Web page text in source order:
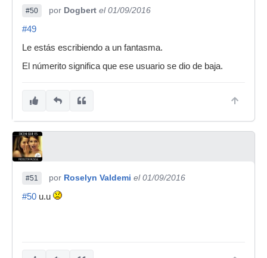
#50 por Dogbert el 01/09/2016
#49
Le estás escribiendo a un fantasma.
El númerito significa que ese usuario se dio de baja.
#51 por Roselyn Valdemi el 01/09/2016
#50 u.u